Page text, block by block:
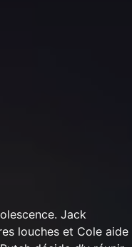
Jack
louches et Cole aide